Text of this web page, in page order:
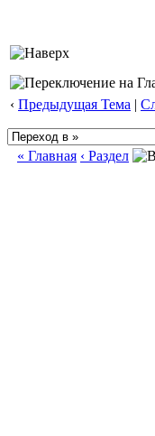
‹ Предыдущая Тема |
« Главная ‹ Раздел